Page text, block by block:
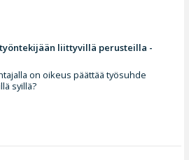
liittyvillä perusteilla -
on oikeus päättää työsuhde
syillä?